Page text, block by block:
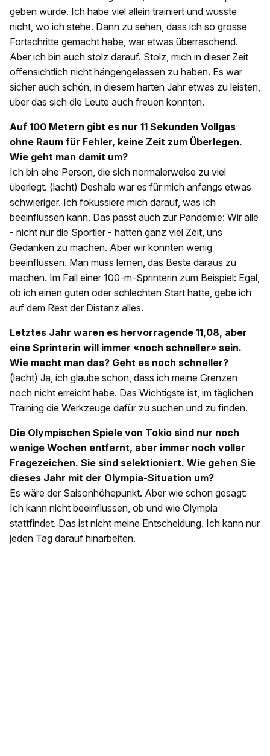
geben würde. Ich habe viel allein trainiert und wusste
nicht, wo ich stehe. Dann zu sehen, dass ich so grosse
Fortschritte gemacht habe, war etwas überraschend.
Aber ich bin auch stolz darauf. Stolz, mich in dieser Zeit
offensichtlich nicht hängengelassen zu haben. Es war
sicher auch schön, in diesem harten Jahr etwas zu leisten,
über das sich die Leute auch freuen konnten.
Auf 100 Metern gibt es nur 11 Sekunden Vollgas
ohne Raum für Fehler, keine Zeit zum Überlegen.
Wie geht man damit um?
Ich bin eine Person, die sich normalerweise zu viel
überlegt. (lacht) Deshalb war es für mich anfangs etwas
schwieriger. Ich fokussiere mich darauf, was ich
beeinflussen kann. Das passt auch zur Pandemie: Wir alle
- nicht nur die Sportler - hatten ganz viel Zeit, uns
Gedanken zu machen. Aber wir konnten wenig
beeinflussen. Man muss lernen, das Beste daraus zu
machen. Im Fall einer 100-m-Sprinterin zum Beispiel: Egal,
ob ich einen guten oder schlechten Start hatte, gebe ich
auf dem Rest der Distanz alles.
Letztes Jahr waren es hervorragende 11,08, aber
eine Sprinterin will immer «noch schneller» sein.
Wie macht man das? Geht es noch schneller?
(lacht) Ja, ich glaube schon, dass ich meine Grenzen
noch nicht erreicht habe. Das Wichtigste ist, im täglichen
Training die Werkzeuge dafür zu suchen und zu finden.
Die Olympischen Spiele von Tokio sind nur noch
wenige Wochen entfernt, aber immer noch voller
Fragezeichen. Sie sind selektioniert. Wie gehen Sie
dieses Jahr mit der Olympia-Situation um?
Es wäre der Saisonhöhepunkt. Aber wie schon gesagt:
Ich kann nicht beeinflussen, ob und wie Olympia
stattfindet. Das ist nicht meine Entscheidung. Ich kann nur
jeden Tag darauf hinarbeiten.